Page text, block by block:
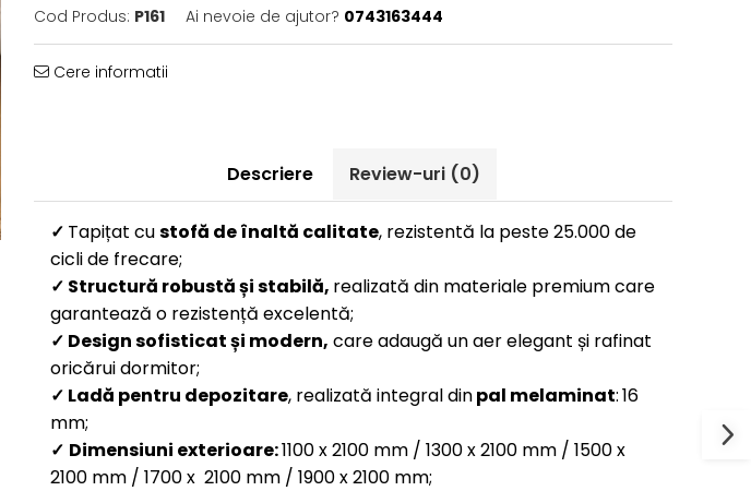
Cod Produs: P161 Ai nevoie de ajutor? 0743163444
Cere informatii
Descriere Review-uri (0)
✓ Tapițat custofă de înaltă calitate, rezistentă la peste 25.000 de
cicli de frecare;
✓ Structură robustă și stabilă, realizată din materiale premium care
garantează o rezistență excelentă;
✓ Design sofisticat și modern, care adaugă un aer elegant și rafinat
oricărui dormitor;
✓ Ladă pentru depozitare, realizată integral dinpal melaminat:16
mm;
✓ Dimensiuni exterioare:1100 x 2100 mm / 1300 x 2100 mm / 1500 x
2100 mm / 1700 x 2100 mm / 1900 x 2100 mm;